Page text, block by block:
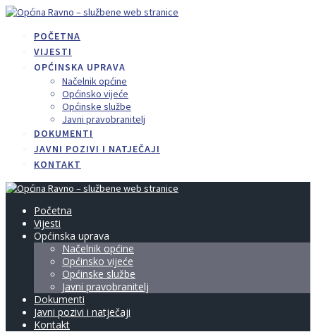
Skip
contentPOČETNA
VIJESTI
OPĆINSKA UPRAVA
Načelnik općine
Općinsko vijeće
Općinske službe
Javni pravobranitelj
DOKUMENTI
JAVNI POZIVI I NATJEČAJI
KONTAKT
Početna
Vijesti
Općinska uprava
Načelnik općine
Općinsko vijeće
Općinske službe
Javni pravobranitelj
Dokumenti
Javni pozivi i natječaji
Kontakt